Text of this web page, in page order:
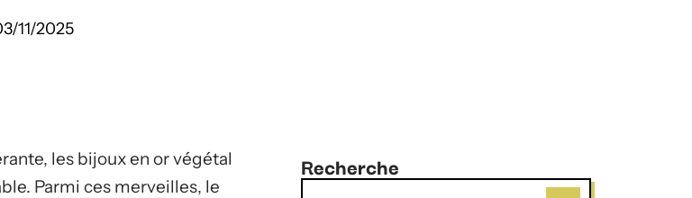
11/2025
les bijoux en or végétal
Parmi ces merveilles, le
Recherche